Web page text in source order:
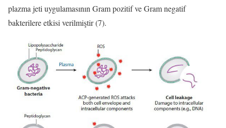
plazma jeti uygulamasının Gram pozitif ve Gram negatif
bakterilere etkisi verilmiştir (7).